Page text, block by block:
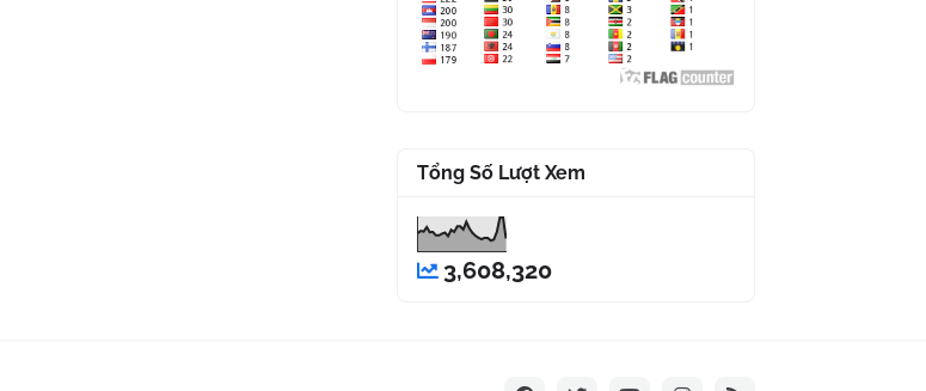
Tổng Số Lượt Xem
3,608,320